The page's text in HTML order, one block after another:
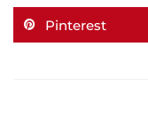
Pinterest